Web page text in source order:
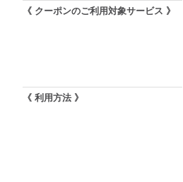
《 クーポンのご利用対象サービス 》
《 利用方法 》